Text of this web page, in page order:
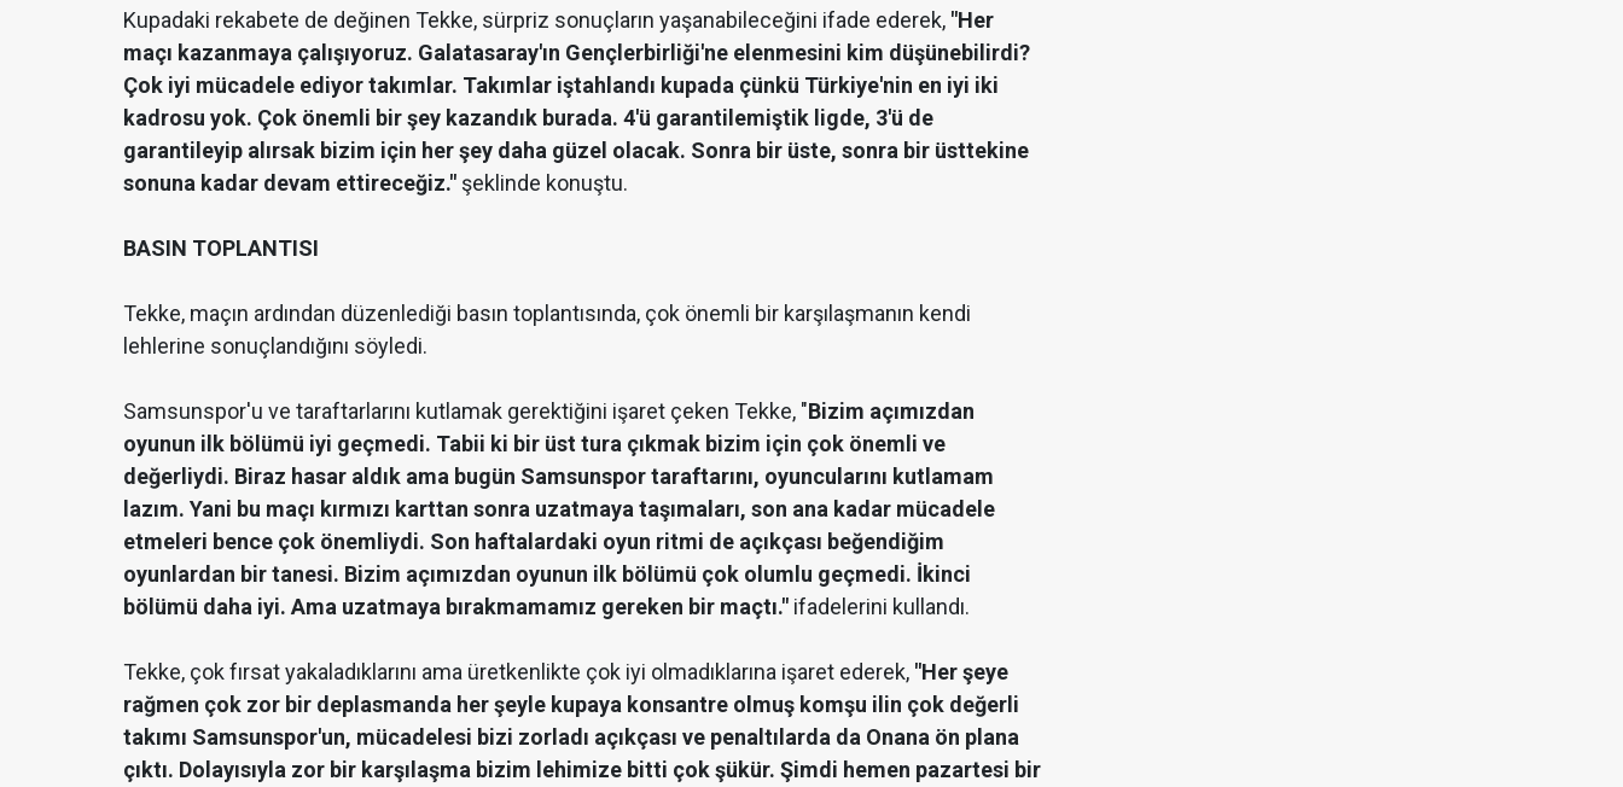
Kupadaki rekabete de değinen Tekke, sürpriz sonuçların yaşanabileceğini ifade ederek, "Her
maçı kazanmaya çalışıyoruz. Galatasaray'ın Gençlerbirliği'ne elenmesini kim düşünebilirdi?
Çok iyi mücadele ediyor takımlar. Takımlar iştahlandı kupada çünkü Türkiye'nin en iyi iki
kadrosu yok. Çok önemli bir şey kazandık burada. 4'ü garantilemiştik ligde, 3'ü de
garantileyip alırsak bizim için her şey daha güzel olacak. Sonra bir üste, sonra bir üsttekine
sonuna kadar devam ettireceğiz." şeklinde konuştu.
BASIN TOPLANTISI
Tekke, maçın ardından düzenlediği basın toplantısında, çok önemli bir karşılaşmanın kendi
lehlerine sonuçlandığını söyledi.
Samsunspor'u ve taraftarlarını kutlamak gerektiğini işaret çeken Tekke, "Bizim açımızdan
oyunun ilk bölümü iyi geçmedi. Tabii ki bir üst tura çıkmak bizim için çok önemli ve
değerliydi. Biraz hasar aldık ama bugün Samsunspor taraftarını, oyuncularını kutlamam
lazım. Yani bu maçı kırmızı karttan sonra uzatmaya taşımaları, son ana kadar mücadele
etmeleri bence çok önemliydi. Son haftalardaki oyun ritmi de açıkçası beğendiğim
oyunlardan bir tanesi. Bizim açımızdan oyunun ilk bölümü çok olumlu geçmedi. İkinci
bölümü daha iyi. Ama uzatmaya bırakmamamız gereken bir maçtı." ifadelerini kullandı.
Tekke, çok fırsat yakaladıklarını ama üretkenlikte çok iyi olmadıklarına işaret ederek, "Her şeye
rağmen çok zor bir deplasmanda her şeyle kupaya konsantre olmuş komşu ilin çok değerli
takımı Samsunspor'un, mücadelesi bizi zorladı açıkçası ve penaltılarda da Onana ön plana
çıktı. Dolayısıyla zor bir karşılaşma bizim lehimize bitti çok şükür. Şimdi hemen pazartesi bir